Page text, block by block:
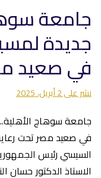
جامعة
جديدة
في صعيد
نشر على2 أبريل، 2025
جامعة سوهاج
في صعيد مصر تحت
السيسي رئيس
الاستاذ الدكتور حسان